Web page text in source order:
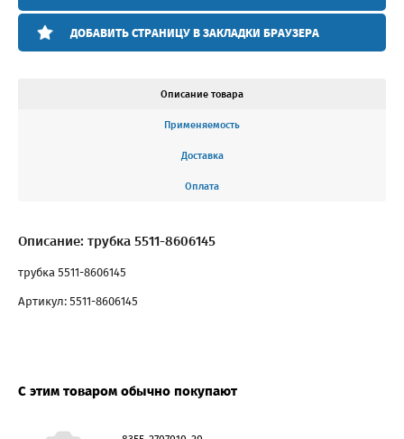
ДОБАВИТЬ СТРАНИЦУ В ЗАКЛАДКИ БРАУЗЕРА
Описание товара
Применяемость
Доставка
Оплата
Описание: трубка 5511-8606145
трубка 5511-8606145
Артикул: 5511-8606145
С этим товаром обычно покупают